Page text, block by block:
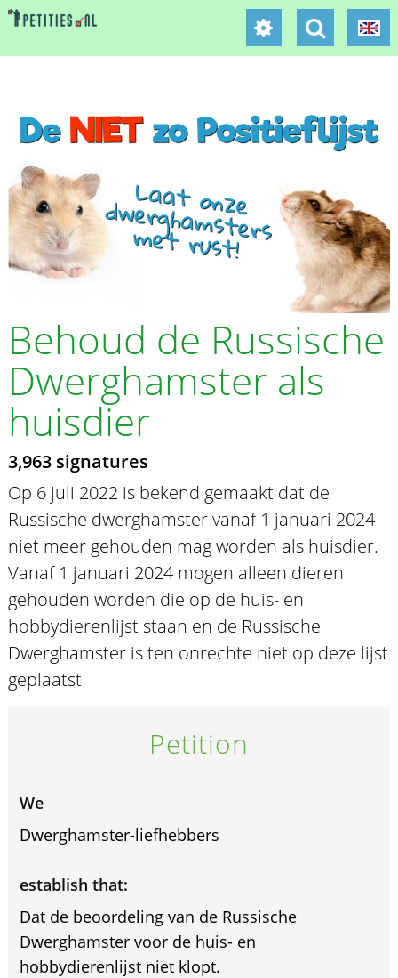
Behoud de Russische
Dwerghamster als
huisdier
3,963 signatures
Op 6 juli 2022 is bekend gemaakt dat de
Russische dwerghamster vanaf 1 januari 2024
niet meer gehouden mag worden als huisdier.
Vanaf 1 januari 2024 mogen alleen dieren
gehouden worden die op de huis- en
hobbydierenlijst staan en de Russische
Dwerghamster is ten onrechte niet op deze lijst
geplaatst
Petition
We
Dwerghamster-liefhebbers
establish that:
Dat de beoordeling van de Russische
Dwerghamster voor de huis- en
hobbydierenlijst niet klopt.